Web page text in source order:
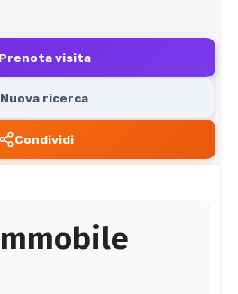
Prenota visita
Nuova ricerca
Condividi